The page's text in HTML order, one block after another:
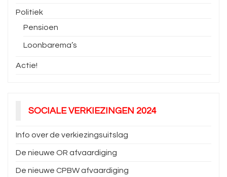
Politiek
Pensioen
Loonbarema’s
Actie!
SOCIALE VERKIEZINGEN 2024
Info over de verkiezingsuitslag
De nieuwe OR afvaardiging
De nieuwe CPBW afvaardiging